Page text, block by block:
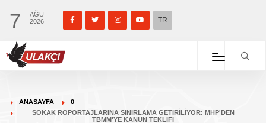
7
AĞU
2026
TR
ANASAYFA
0
SOKAK RÖPORTAJLARINA SINIRLAMA GETIRILIYOR: MHP'DEN
TBMM'YE KANUN TEKLIFI